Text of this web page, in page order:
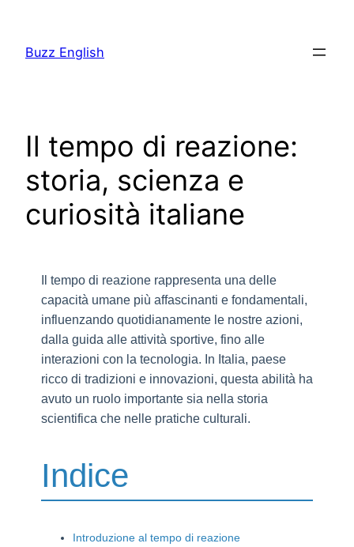
contenido
Buzz English
Il tempo di reazione:
storia, scienza e
curiosità italiane
Il tempo di reazione rappresenta una delle
capacità umane più affascinanti e fondamentali,
influenzando quotidianamente le nostre azioni,
dalla guida alle attività sportive, fino alle
interazioni con la tecnologia. In Italia, paese
ricco di tradizioni e innovazioni, questa abilità ha
avuto un ruolo importante sia nella storia
scientifica che nelle pratiche culturali.
Indice
Introduzione al tempo di reazione